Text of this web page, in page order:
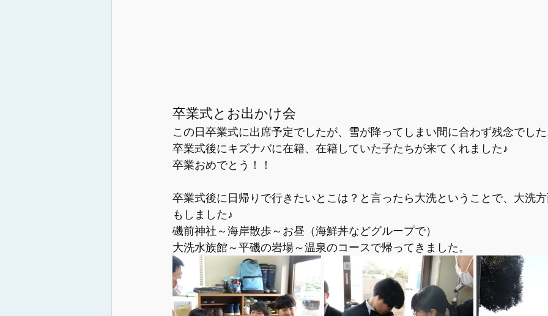
卒業式とお出かけ会
この日卒業式に出席予定でしたが、雪が降ってしまい間に合わず残念でし
卒業式後にキズナバに在籍、在籍していた子たちが来てくれました♪
卒業おめでとう！！
卒業式後に日帰りで行きたいとこは？と言ったら大洗ということで、大洗
もしました♪
磯前神社～海岸散歩～お昼（海鮮丼などグループで）
大洗水族館～平磯の岩場～温泉のコースで帰ってきました。